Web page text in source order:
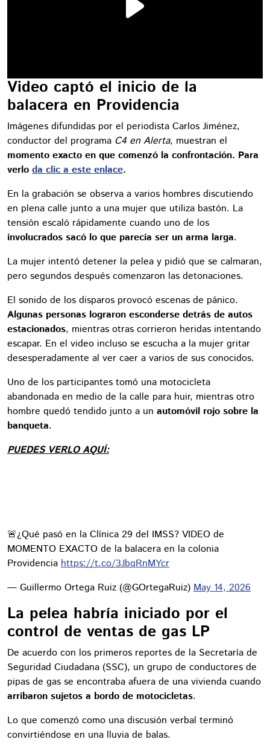
Video captó el inicio de la
balacera en Providencia
Imágenes difundidas por el periodista Carlos Jiménez,
conductor del programa C4 en Alerta, muestran el
momento exacto en que comenzó la confrontación. Para
verlo da clic a este enlace.
En la grabación se observa a varios hombres discutiendo
en plena calle junto a una mujer que utiliza bastón. La
tensión escaló rápidamente cuando uno de los
involucrados sacó lo que parecía ser un arma larga.
La mujer intentó detener la pelea y pidió que se calmaran,
pero segundos después comenzaron las detonaciones.
El sonido de los disparos provocó escenas de pánico.
Algunas personas lograron esconderse detrás de autos
estacionados, mientras otras corrieron heridas intentando
escapar. En el video incluso se escucha a la mujer gritar
desesperadamente al ver caer a varios de sus conocidos.
Uno de los participantes tomó una motocicleta
abandonada en medio de la calle para huir, mientras otro
hombre quedó tendido junto a un automóvil rojo sobre la
banqueta.
PUEDES VERLO AQUÍ:
🚨¿Qué pasó en la Clínica 29 del IMSS? VIDEO de
MOMENTO EXACTO de la balacera en la colonia
Providencia https://t.co/3JbqRnMYcr
— Guillermo Ortega Ruiz (@GOrtegaRuiz) May 14, 2026
La pelea habría iniciado por el
control de ventas de gas LP
De acuerdo con los primeros reportes de la Secretaría de
Seguridad Ciudadana (SSC), un grupo de conductores de
pipas de gas se encontraba afuera de una vivienda cuando
arribaron sujetos a bordo de motocicletas.
Lo que comenzó como una discusión verbal terminó
convirtiéndose en una lluvia de balas.